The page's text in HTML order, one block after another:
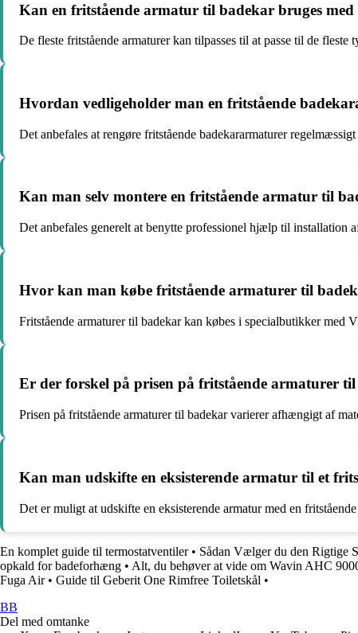
Kan en fritstående armatur til badekar bruges
De fleste fritstående armaturer kan tilpasses til at passe til de
Hvordan vedligeholder man en fritstående
Det anbefales at rengøre fritstående badekararmaturer
Kan man selv montere en fritstående armatur til
Det anbefales generelt at benytte professionel hjælp til installation
Hvor kan man købe fritstående armaturer til
Fritstående armaturer til badekar kan købes i specialbutikker med
Er der forskel på prisen på fritstående armaturer
Prisen på fritstående armaturer til badekar varierer afhængigt af
Kan man udskifte en eksisterende armatur til et
Det er muligt at udskifte en eksisterende armatur med en
En komplet guide til termostatventiler• Sådan Vælger du den Rigtige
opkald for badeforhæng • Alt, du behøver at vide om Wavin AHC
Fuga Air• Guide til Geberit One Rimfree Toiletskål •
BB
Del med omtanke